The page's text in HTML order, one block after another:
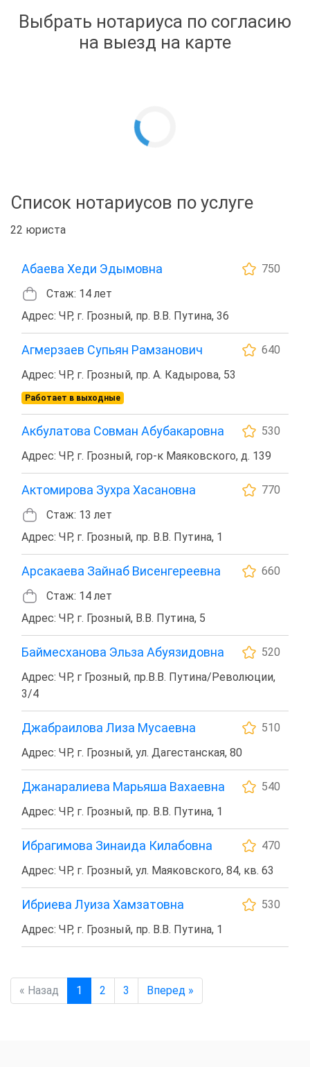
Выбрать нотариуса по согласию
на выезд на карте
Список нотариусов по услуге
22 юриста
Абаева Хеди Эдымовна
750
Стаж: 14 лет
Адрес: ЧР, г. Грозный, пр. В.В. Путина, 36
Агмерзаев Супьян Рамзанович
640
Адрес: ЧР, г. Грозный, пр. А. Кадырова, 53
Работает в выходные
Акбулатова Совман Абубакаровна
530
Адрес: ЧР, г. Грозный, гор-к Маяковского, д. 139
Актомирова Зухра Хасановна
770
Стаж: 13 лет
Адрес: ЧР, г. Грозный, пр. В.В. Путина, 1
Арсакаева Зайнаб Висенгереевна
660
Стаж: 14 лет
Адрес: ЧР, г. Грозный, В.В. Путина, 5
Баймесханова Эльза Абуязидовна
520
Адрес: ЧР, г Грозный, пр.В.В. Путина/Революции,
3/4
Джабраилова Лиза Мусаевна
510
Адрес: ЧР, г. Грозный, ул. Дагестанская, 80
Джанаралиева Марьяша Вахаевна
540
Адрес: ЧР, г. Грозный, пр. В.В. Путина, 1
Ибрагимова Зинаида Килабовна
470
Адрес: ЧР, г. Грозный, ул. Маяковского, 84, кв. 63
Ибриева Луиза Хамзатовна
530
Адрес: ЧР, г. Грозный, пр. В.В. Путина, 1
« Назад 1 2 3 Вперед »